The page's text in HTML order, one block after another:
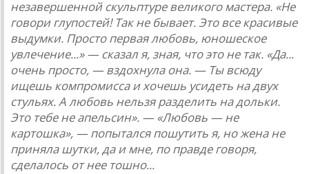
незавершенной скульптуре великого мастера. «Не
говори глупостей! Так не бывает. Это все красивые
выдумки. Просто первая любовь, юношеское
увлечение...» — сказал я, зная, что это не так. «Да...
очень просто, — вздохнула она. — Ты всюду
ищешь компромисса и хочешь усидеть на двух
стульях. А любовь нельзя разделить на дольки.
Это тебе не апельсин». — «Любовь — не
картошка», — попытался пошутить я, но жена не
приняла шутки, да и мне, по правде говоря,
сделалось от нее тошно...